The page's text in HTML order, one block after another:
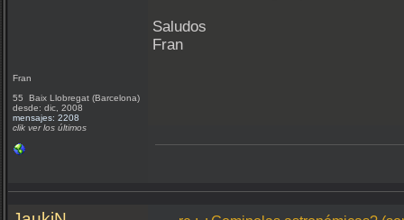
Fran
55 Baix Llobregat (Barcelona)
desde: dic, 2008
mensajes: 2208
clik ver los últimos
Saludos
Fran